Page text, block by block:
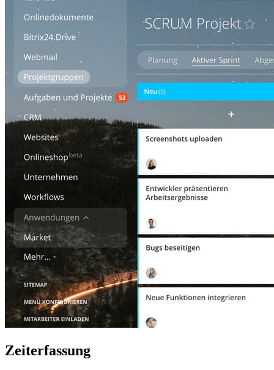
Zeiterfassung